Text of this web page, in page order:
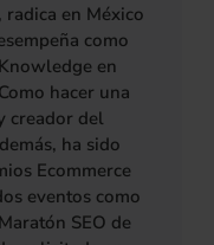
en México
como
en
hacer una
creador del
ha sido
Ecommerce
eventos como
SEO de